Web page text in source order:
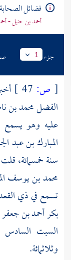
فضائل
أحمد بن حنبل -
جزء 1
[ ص:
الفضل محمد بن
عليه وهو
المبارك بن عبد
سنة خمسمائة،
محمد بن يوسف
تسمع في ذي
بكر أحمد بن
السبت
وثلاثمائة.